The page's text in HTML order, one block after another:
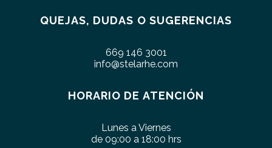
QUEJAS, DUDAS O SUGERENCIAS
669 146 3001
info@stelarhe.com
HORARIO DE ATENCIÓN
Lunes a Viernes
de 09:00 a 18:00 hrs